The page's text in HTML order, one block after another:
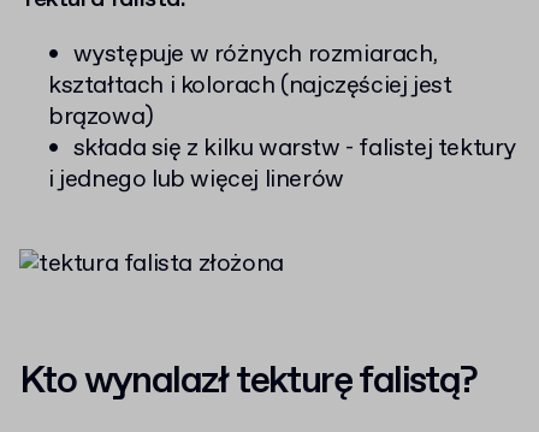
występuje w różnych rozmiarach,
kształtach i kolorach (najczęściej jest
brązowa)
składa się z kilku warstw - falistej tektury
i jednego lub więcej linerów
Kto wynalazł tekturę falistą?